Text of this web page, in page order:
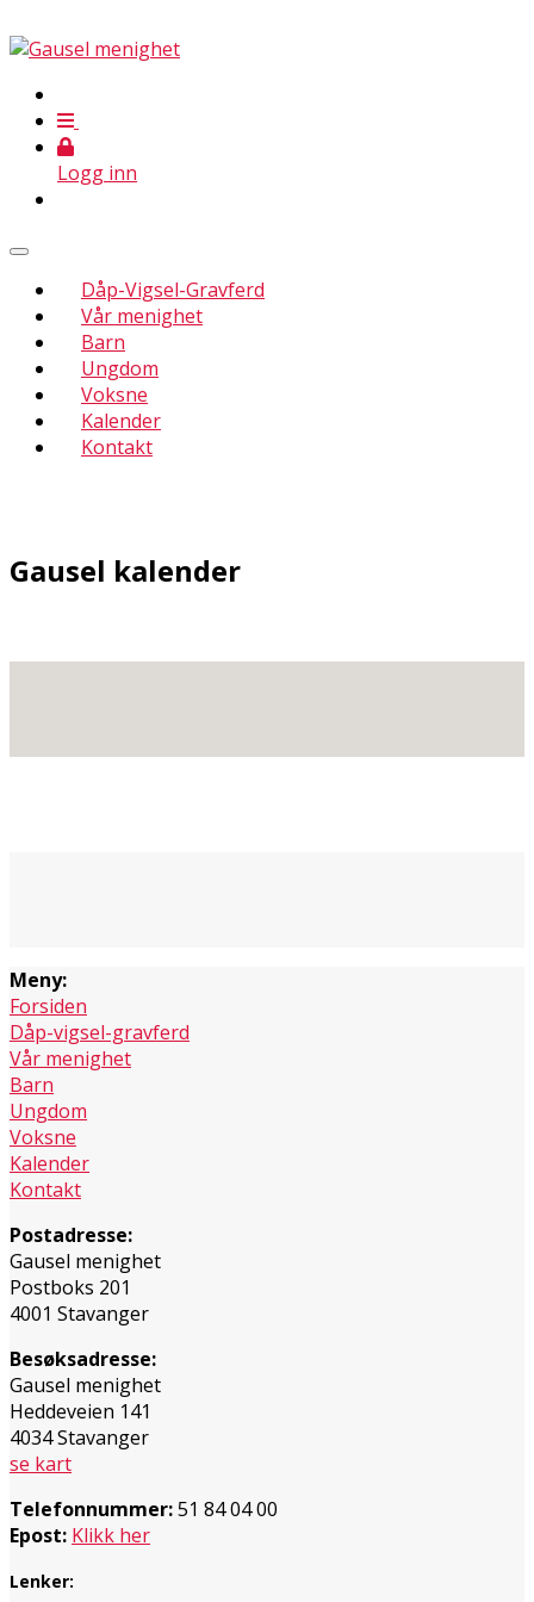
Logg inn
Dåp-Vigsel-Gravferd
Vår menighet
Barn
Ungdom
Voksne
Kalender
Kontakt
Gausel kalender
Meny:
Forsiden
Dåp-vigsel-gravferd
Vår menighet
Barn
Ungdom
Voksne
Kalender
Kontakt
Postadresse:
Gausel menighet
Postboks 201
4001 Stavanger
Besøksadresse:
Gausel menighet
Heddeveien 141
4034 Stavanger
se kart
Telefonnummer:51 84 04 00
Epost: Klikk her
Lenker: